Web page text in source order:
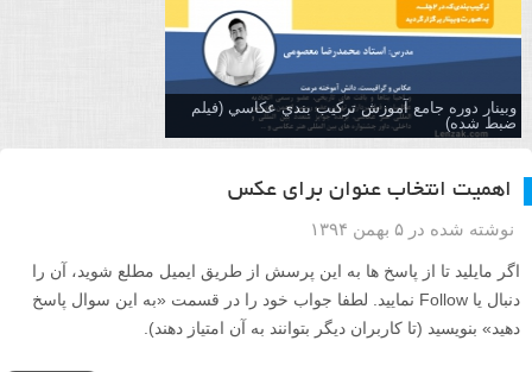
وبینار دوره جامع آموزش تركيب بندي عكاسي (فیلم
ضبط شده)
اهمیت انتخاب عنوان برای عکس
نوشته شده در ۵ بهمن ۱۳۹۴
اگر مایلید تا از پاسخ ها به این پرسش از طریق ایمیل مطلع شوید، آن را
دنبال یا Follow نمایید. لطفا جواب خود را در قسمت «به این سوال پاسخ
دهید» بنویسید (تا کاربران دیگر بتوانند به آن امتیاز دهند).